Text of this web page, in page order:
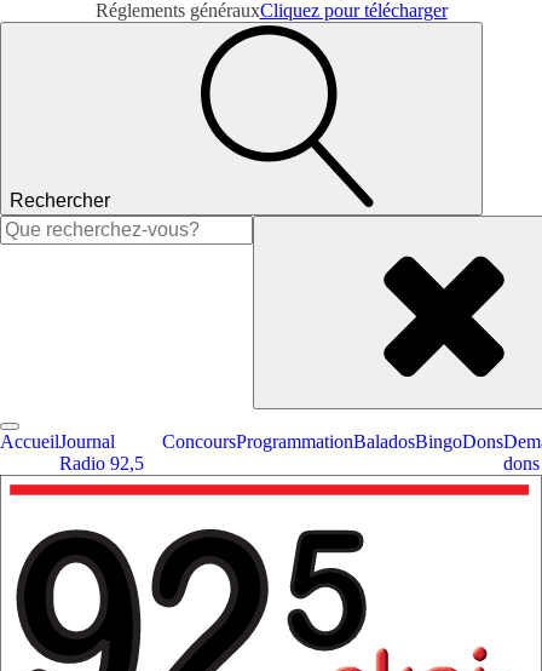
Réglements générauxCliquez pour télécharger
Rechercher
Rechercher :
AccueilJournal
Radio 92,5
ConcoursProgrammationBaladosBingoDons
dons